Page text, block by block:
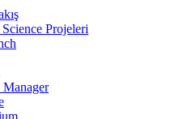
Projeleri
Manager